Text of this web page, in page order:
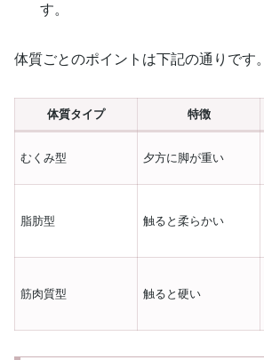
す。
体質ごとのポイントは下記の通りです。
体質タイプ 特徴
むくみ型 夕方に脚が重い
脂肪型 触ると柔らかい
筋肉質型 触ると硬い